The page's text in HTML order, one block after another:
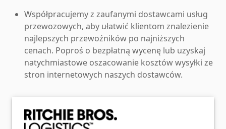
Współpracujemy z zaufanymi dostawcami usług
przewozowych, aby ułatwić klientom znalezienie
najlepszych przewoźników po najniższych
cenach. Poproś o bezpłatną wycenę lub uzyskaj
natychmiastowe oszacowanie kosztów wysyłki ze
stron internetowych naszych dostawców.